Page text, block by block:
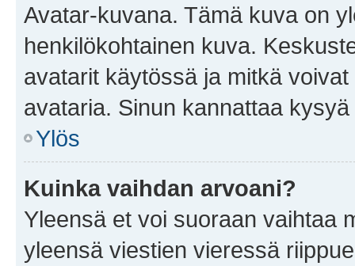
Avatar-kuvana. Tämä kuva on
henkilökohtainen kuva.
avatarit käytössä ja mitkä
avataria. Sinun kannattaa
Ylös
Kuinka vaihdan arvoani?
Yleensä et voi suoraan vaihtaa
yleensä viestien vieressä